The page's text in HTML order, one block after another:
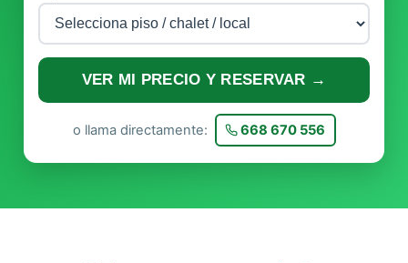
VER MI PRECIO Y RESERVAR →
o llama directamente: 668 670 556